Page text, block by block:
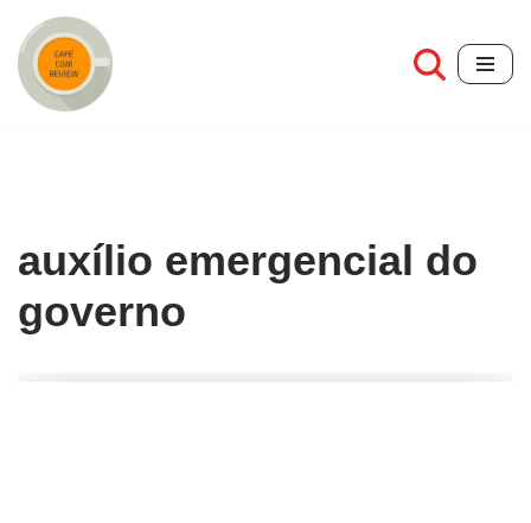
Pular
para
auxílio emergencial do
governo